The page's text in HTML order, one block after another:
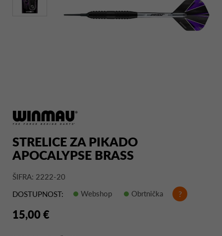
STRELICE ZA PIKADO
APOCALYPSE BRASS
ŠIFRA: 2222-20
DOSTUPNOST:
Webshop Obrtnička ?
15,00 €